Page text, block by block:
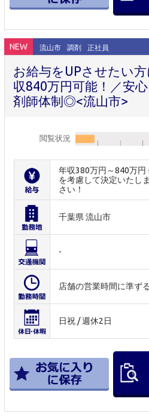
NEW 流山市 調剤 正社員
お給与をUPさせたい
収840万円可能！／安
剤師体制◎<流山市>
閲覧状況
年収380万円～840万円
を考慮して決定いたし
さい！
千葉県 流山市
-
店舗の営業時間に準ずる
日祝 / 週休2日